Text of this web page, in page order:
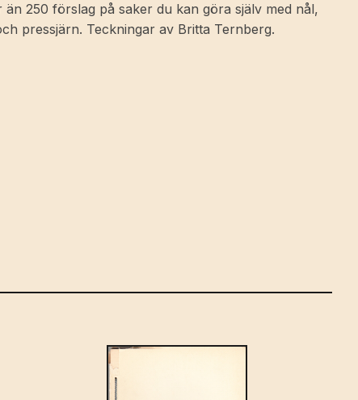
250 förslag på saker du kan göra själv med nål,
pressjärn. Teckningar av Britta Ternberg.